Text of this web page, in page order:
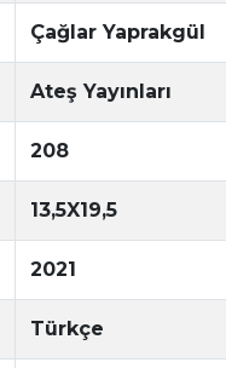
Çağlar Yaprakgül
Ateş Yayınları
208
13,5X19,5
2021
Türkçe